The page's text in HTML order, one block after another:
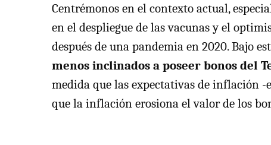
Centrémonos en el contexto actual,
en el despliegue de las vacunas y el
después de una pandemia en 2020. Bajo
menos inclinados a poseer bonos del
medida que las expectativas de inflación -
que la inflación erosiona el valor de los